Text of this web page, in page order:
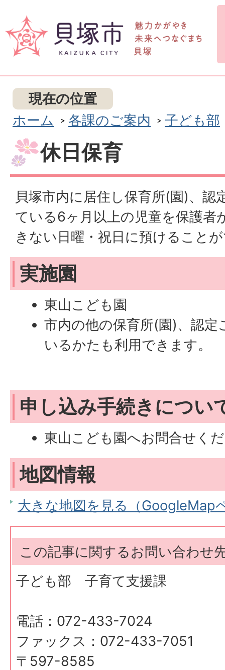
現在の位置
ホーム
各課のご案内 子ども部
休日保育
貝塚市内に居住し保育所(園)、認
ている6ヶ月以上の児童を保護者
きない日曜・祝日に預けること
実施園
東山こども園
市内の他の保育所(園)、認定
いるかたも利用できます。
申し込み手続きについ
東山こども園へお問合せく
地図情報
大きな地図を見る（GoogleMap
この記事に関するお問い合わせ
子ども部 子育て支援課
電話：072-433-7024
ファックス：072-433-7051
〒597-8585